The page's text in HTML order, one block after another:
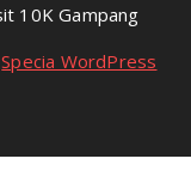
10K Gampang
Specia WordPress